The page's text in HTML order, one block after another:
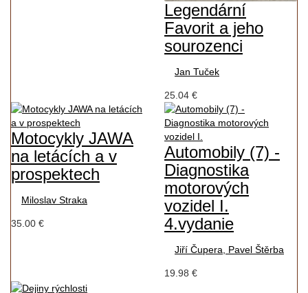
Legendární
Favorit a jeho
sourozenci
Jan Tuček
25.04 €
Motocykly JAWA
na letácích a v
prospektech
Miloslav Straka
35.00 €
Automobily (7) -
Diagnostika
motorových
vozidel I.
4.vydanie
Jiří Čupera, Pavel Štěrba
19.98 €